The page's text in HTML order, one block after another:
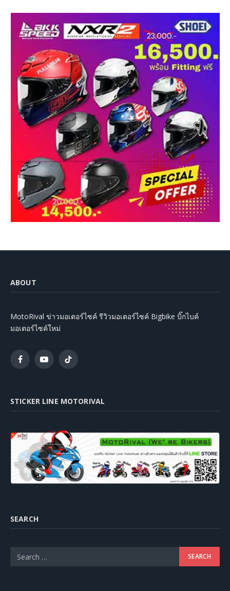
ABOUT
MotoRival ข่าวมอเตอร์ไซค์ รีวิวมอเตอร์ไซค์ Bigbike บิ๊กไบค์
มอเตอร์ไซค์ใหม่
FacebookYouTubeTikTok
STICKER LINE MOTORIVAL
SEARCH